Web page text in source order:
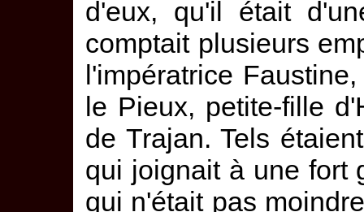
d'eux, qu'il était
comptait plusieurs
l'impératrice
le Pieux, petite-fille
de Trajan. Tels
qui joignait à une fort
qui n'était pas